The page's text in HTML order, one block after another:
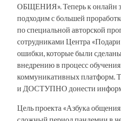
ОБЩЕНИЯ». Теперь к онлайн
подходим с большей
по специальной авторской
сотрудниками Центра
ошибки, которые были
внедрению в процесс
коммуникативных
и ДОСТУПНО донести
Цель проекта «Азбука